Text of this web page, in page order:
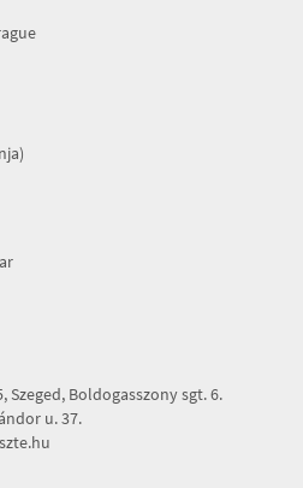
Szeged, Boldogasszony sgt. 6.
u. 37.